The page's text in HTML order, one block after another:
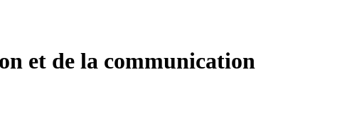
et de la communication